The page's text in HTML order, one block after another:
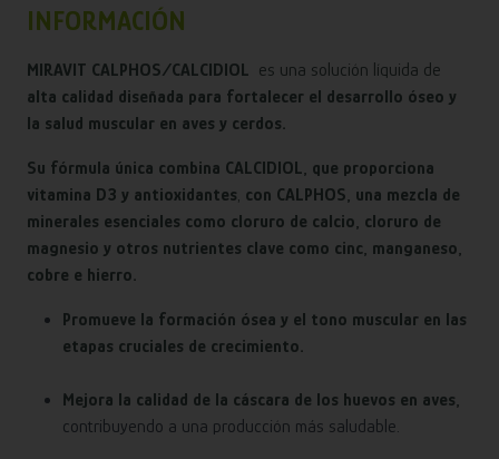
INFORMACIÓN
MIRAVIT CALPHOS/CALCIDIOL es una solución líquida de
alta calidad diseñada para fortalecer el desarrollo óseo y
la salud muscular en aves y cerdos.
Su fórmula única combina CALCIDIOL, que proporciona
vitamina D3 y antioxidantes, con CALPHOS, una mezcla de
minerales esenciales como cloruro de calcio, cloruro de
magnesio y otros nutrientes clave como cinc, manganeso,
cobre e hierro.
Promueve la formación ósea y el tono muscular en las
etapas cruciales de crecimiento.
Mejora la calidad de la cáscara de los huevos en aves,
contribuyendo a una producción más saludable.